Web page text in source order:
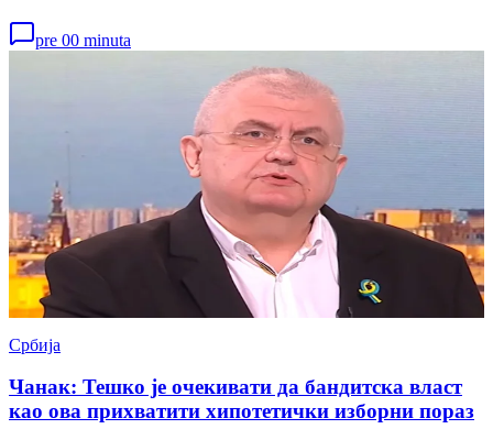
pre 00 minuta
Србија
Чанак: Тешко је очекивати да бандитска власт
као ова прихватити хипотетички изборни пораз